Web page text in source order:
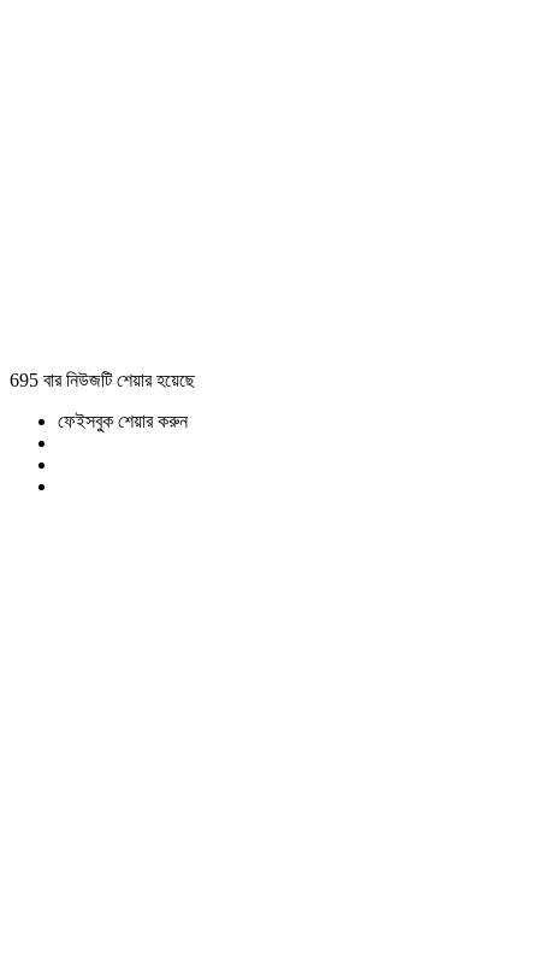
695 বার নিউজটি শেয়ার হয়েছে
ফেইসবুক শেয়ার করুন